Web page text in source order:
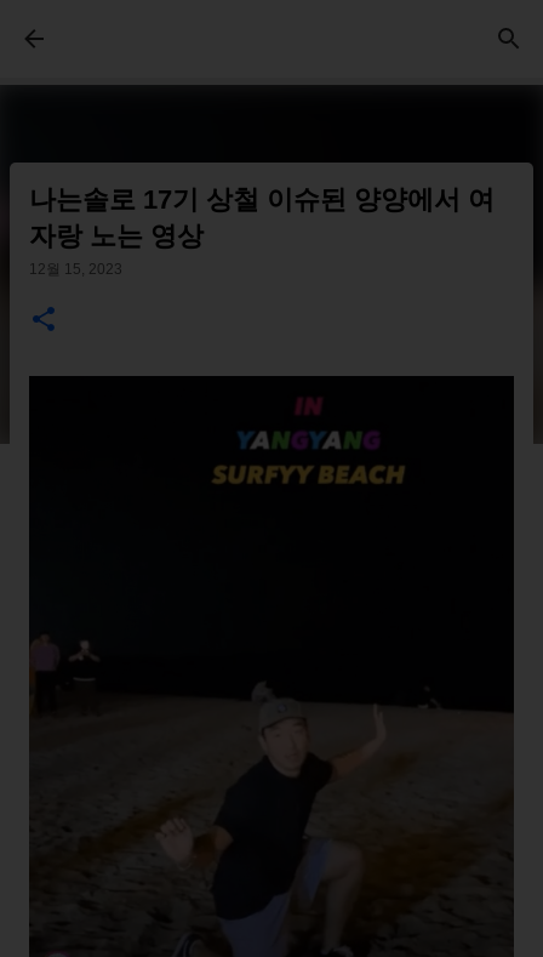
나는솔로 17기 상철 이슈된 양양에서 여
자랑 노는 영상
12월 15, 2023